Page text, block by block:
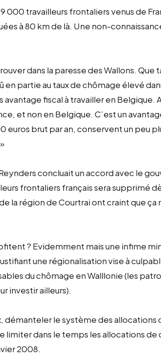
000 travailleurs frontaliers venus de
à 80 km de là. Une non-
dans la paresse des Wallons. Que
partie au taux de chômage élevé
avantage fiscal à travailler en Belgique.
et non en Belgique. C’est un
euros brut par an, conservent un peu
concluait un accord avec le
frontaliers français sera supprimé
la région de Courtrai ont craint que
? Evidemment mais une infime
une régionalisation vise à
du chômage en Walllonie (les
investir ailleurs).
démanteler le système des allocations
limiter dans le temps les allocations de
2008.